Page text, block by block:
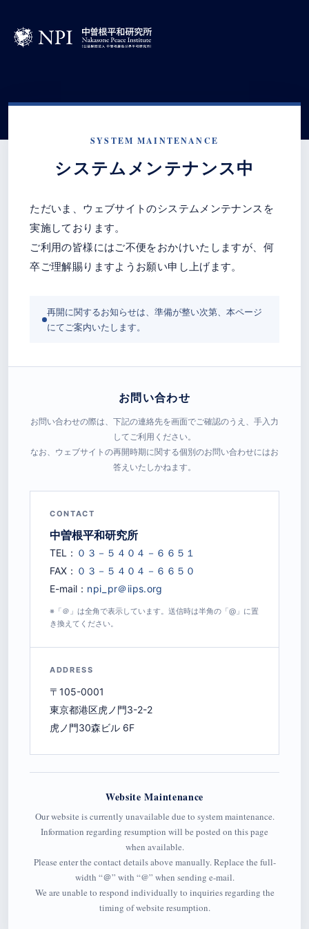
SYSTEM MAINTENANCE
システムメンテナンス中
ただいま、ウェブサイトのシステムメンテナンスを
実施しております。
ご利用の皆様にはご不便をおかけいたしますが、何
卒ご理解賜りますようお願い申し上げます。
再開に関するお知らせは、準備が整い次第、本ページ
にてご案内いたします。
お問い合わせ
お問い合わせの際は、下記の連絡先を画面でご確認のうえ、手入力
してご利用ください。
なお、ウェブサイトの再開時期に関する個別のお問い合わせにはお
答えいたしかねます。
CONTACT
中曽根平和研究所
TEL：
FAX：
E-mail：
※「＠」は全角で表示しています。送信時は半角の「@」に置
き換えてください。
ADDRESS
〒105-0001
東京都港区虎ノ門3-2-2
虎ノ門30森ビル 6F
Website Maintenance
Our website is currently unavailable due to system maintenance.
Information regarding resumption will be posted on this page
when available.
Please enter the contact details above manually. Replace the full-
width “＠” with “@” when sending e-mail.
We are unable to respond individually to inquiries regarding the
timing of website resumption.